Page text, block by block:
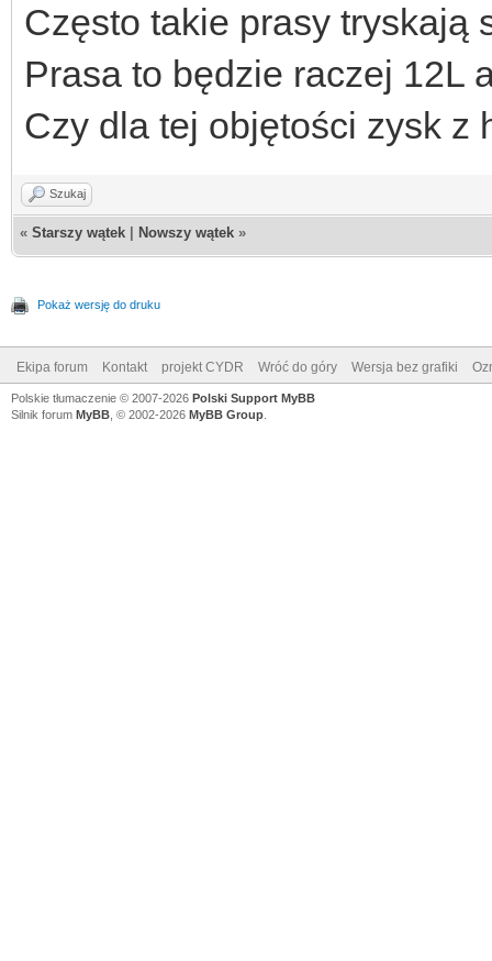
Często takie prasy tryskają
Prasa to będzie raczej 12L
Czy dla tej objętości zysk z
Szukaj
« Starszy wątek Nowszy wątek »
Pokaż wersję do druku
Ekipa forum Kontakt projekt CYDR Wróć do góry Wersja bez grafiki
Polskie tłumaczenie © 2007-2026 Polski Support MyBB
Silnik forum MyBB , © 2002-2026 MyBB Group